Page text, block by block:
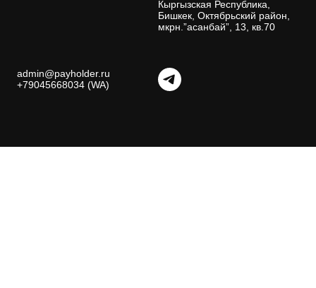
Кыргызская Республика,
Бишкек, Октябрьский район,
мкрн.”асанбай”, 13, кв.70
admin@payholder.ru
+79045668034 (WA)